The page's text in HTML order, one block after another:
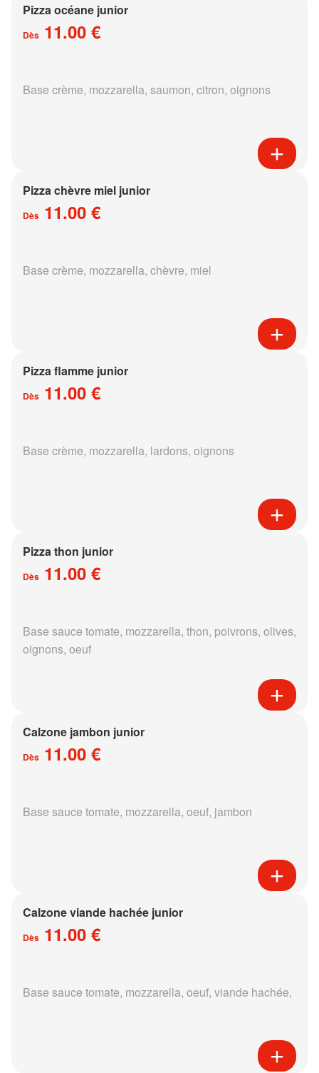
Pizza océane junior
Dès 11.00 €
Base crème, mozzarella, saumon, citron, oignons
Pizza chèvre miel junior
Dès 11.00 €
Base crème, mozzarella, chèvre, miel
Pizza flamme junior
Dès 11.00 €
Base crème, mozzarella, lardons, oignons
Pizza thon junior
Dès 11.00 €
Base sauce tomate, mozzarella, thon, poivrons, olives,
oignons, oeuf
Calzone jambon junior
Dès 11.00 €
Base sauce tomate, mozzarella, oeuf, jambon
Calzone viande hachée junior
Dès 11.00 €
Base sauce tomate, mozzarella, oeuf, viande hachée,